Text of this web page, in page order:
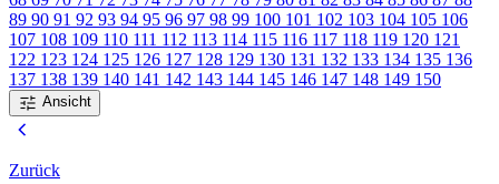
89 90 91 92 93 94 95 96 97 98 99 100 101 102 103 104 105 106
107 108 109 110 111 112 113 114 115 116 117 118 119 120 121
122 123 124 125 126 127 128 129 130 131 132 133 134 135 136
137 138 139 140 141 142 143 144 145 146 147 148 149 150
tune Ansicht
chevron_left
Zurück